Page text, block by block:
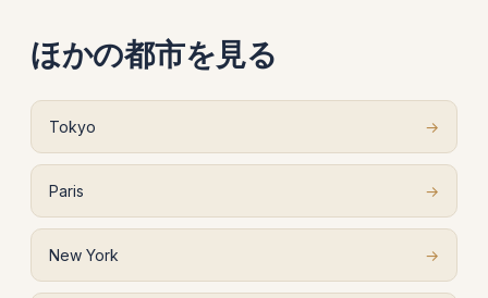
ほかの都市を見る
Tokyo →
Paris →
New York →